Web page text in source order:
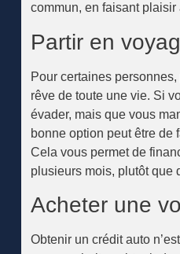
commun, en faisant plaisir
Partir en
Pour certaines
rêve de toute une vie. Si
évader, mais que vous
bonne option peut être de
Cela vous permet de
plusieurs mois, plutôt que
Acheter une
Obtenir un crédit auto